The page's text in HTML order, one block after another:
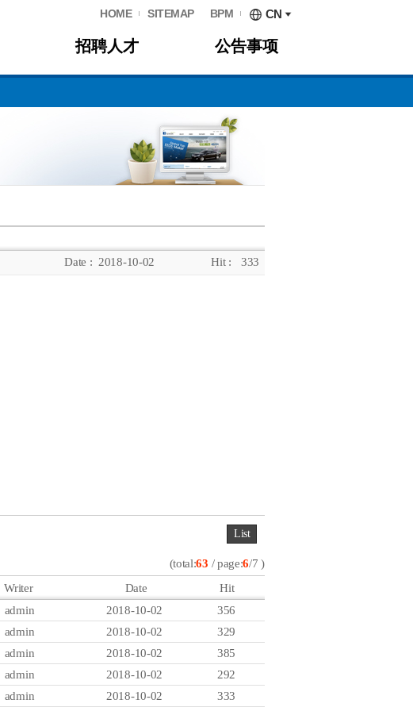
HOME SITEMAP BPM CN
招聘人才 公告事项
Date : 2018-10-02 Hit : 333
List
(total:63 / page:6/7 )
Writer Date
Hit
admin 2018-10-02
356
admin 2018-10-02
329
admin 2018-10-02
385
admin 2018-10-02
292
admin 2018-10-02 333